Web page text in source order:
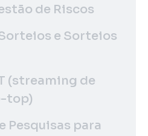
de Riscos
e Sorteios
(streaming de
top)
Pesquisas para